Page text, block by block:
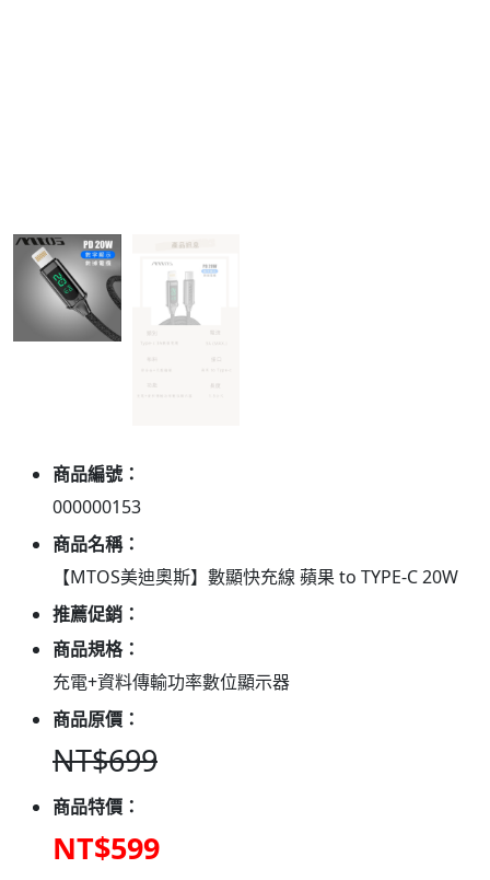
商品編號：
000000153
商品名稱：
【MTOS美迪奧斯】數顯快充線 蘋果 to TYPE-C 20W
推薦促銷：
商品規格：
充電+資料傳輸功率數位顯示器
商品原價：
NT$699
商品特價：
NT$599